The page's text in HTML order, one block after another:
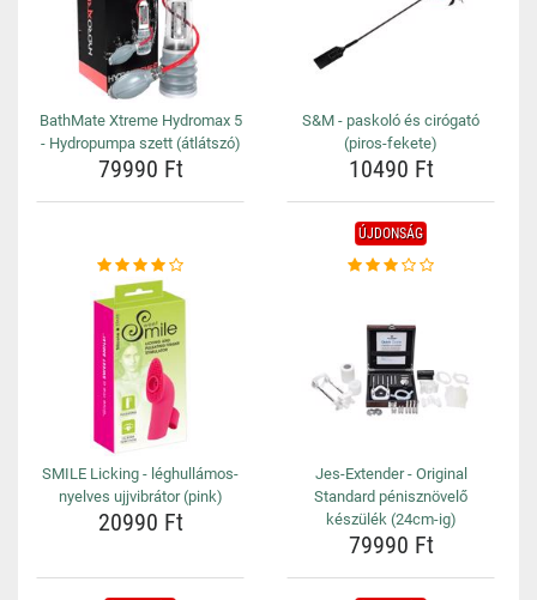
BathMate Xtreme Hydromax 5
- Hydropumpa szett (átlátszó)
79990 Ft
S&M - paskoló és cirógató
(piros-fekete)
10490 Ft
SMILE Licking - léghullámos-
nyelves ujjvibrátor (pink)
20990 Ft
ÚJDONSÁG
Jes-Extender - Original
Standard pénisznövelő
készülék (24cm-ig)
79990 Ft